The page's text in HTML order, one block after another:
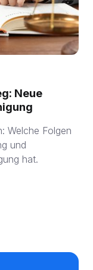
Neue
Welche Folgen
und
hat.